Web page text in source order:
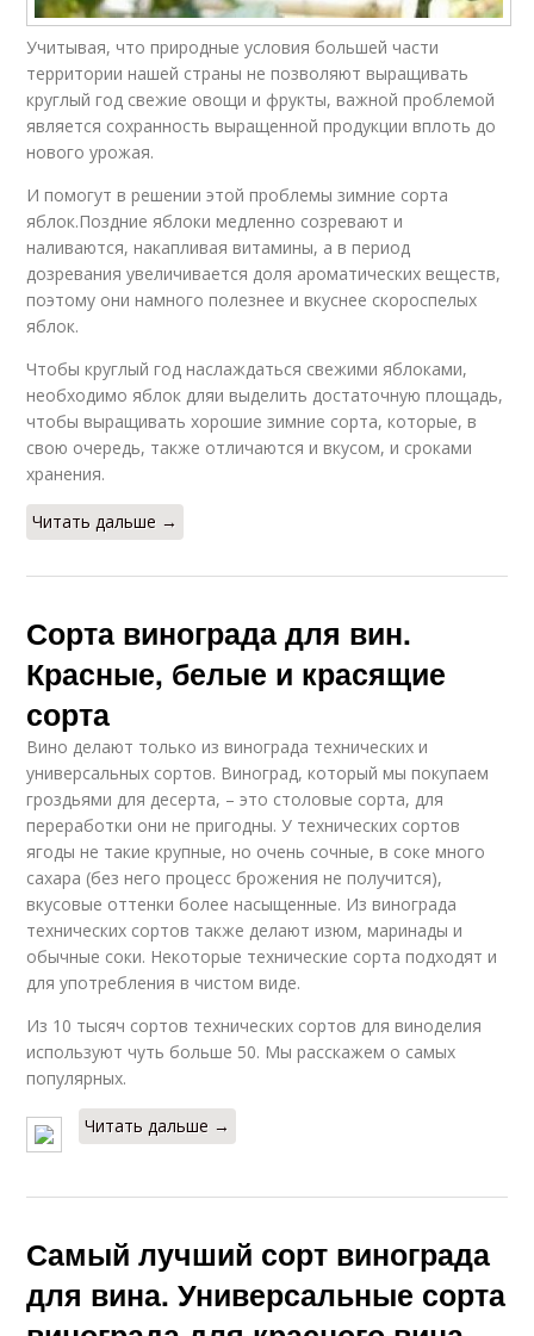
Учитывая, что природные условия большей части
территории нашей страны не позволяют выращивать
круглый год свежие овощи и фрукты, важной проблемой
является сохранность выращенной продукции вплоть до
нового урожая.
И помогут в решении этой проблемы зимние сорта
яблок.Поздние яблоки медленно созревают и
наливаются, накапливая витамины, а в период
дозревания увеличивается доля ароматических веществ,
поэтому они намного полезнее и вкуснее скороспелых
яблок.
Чтобы круглый год наслаждаться свежими яблоками,
необходимо яблок дляи выделить достаточную площадь,
чтобы выращивать хорошие зимние сорта, которые, в
свою очередь, также отличаются и вкусом, и сроками
хранения.
Читать дальше →
Сорта винограда для вин.
Красные, белые и красящие
сорта
Вино делают только из винограда технических и
универсальных сортов. Виноград, который мы покупаем
гроздьями для десерта, – это столовые сорта, для
переработки они не пригодны. У технических сортов
ягоды не такие крупные, но очень сочные, в соке много
сахара (без него процесс брожения не получится),
вкусовые оттенки более насыщенные. Из винограда
технических сортов также делают изюм, маринады и
обычные соки. Некоторые технические сорта подходят и
для употребления в чистом виде.
Из 10 тысяч сортов технических сортов для виноделия
используют чуть больше 50. Мы расскажем о самых
популярных.
Читать дальше →
Самый лучший сорт винограда
для вина. Универсальные сорта